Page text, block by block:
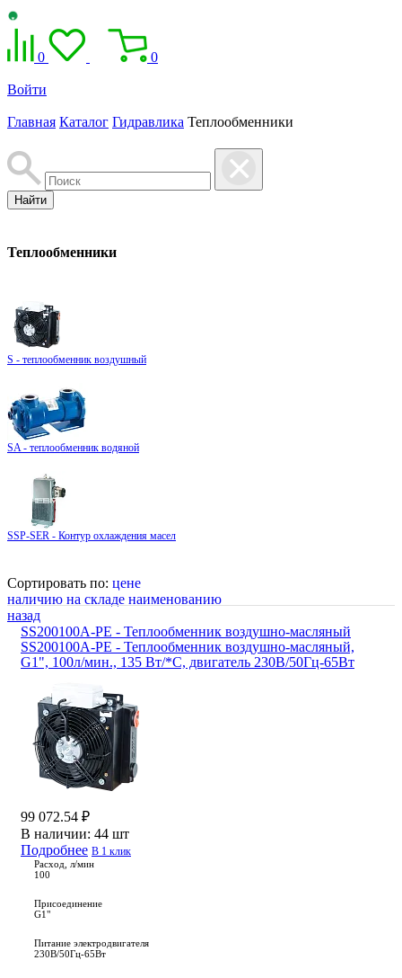
0 0
Войти
Главная Каталог Гидравлика Теплообменники
Найти
Теплообменники
S - теплообменник воздушный
SA - теплообменник водяной
SSP-SER - Контур охлаждения масел
Сортировать по: цене
наличию на складе наименованию
назад
SS200100A-PE - Теплообменник воздушно-масляный
SS200100A-PE - Теплообменник воздушно-масляный,
G1", 100л/мин., 135 Вт/*С, двигатель 230В/50Гц-65Вт
99 072.54 ₽
В наличии: 44 шт
Подробнее В 1 клик
Расход, л/мин
100
Присоединение
G1"
Питание электродвигателя
230В/50Гц-65Вт